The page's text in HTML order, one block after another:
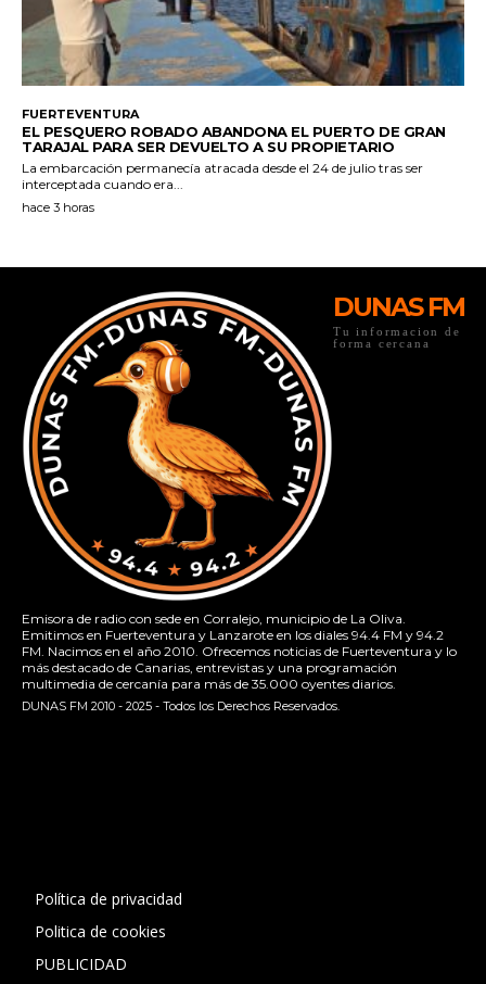
DUNAS FM
Tu informacion de
forma cercana
Emisora de radio con sede en Corralejo, municipio de La Oliva.
Emitimos en Fuerteventura y Lanzarote en los diales 94.4 FM y 94.2
FM. Nacimos en el año 2010. Ofrecemos noticias de Fuerteventura y lo
más destacado de Canarias, entrevistas y una programación
multimedia de cercanía para más de 35.000 oyentes diarios.
DUNAS FM 2010 - 2025 - Todos los Derechos Reservados.
Política de privacidad
Politica de cookies
PUBLICIDAD